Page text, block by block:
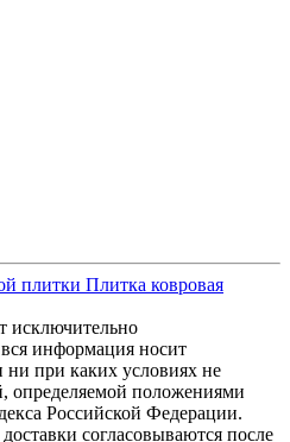
Плитка ковровая
исключительно
информация носит
ни при каких условиях не
определяемой положениями
Российской Федерации.
согласовываются после